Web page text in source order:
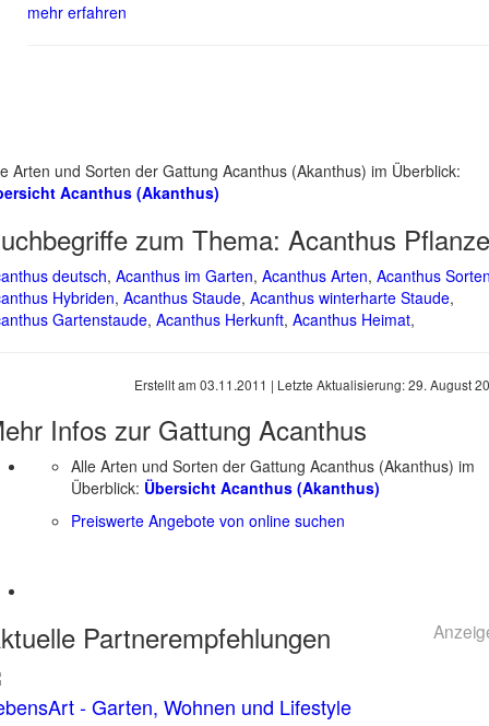
mehr erfahren
Arten und Sorten der Gattung Acanthus (Akanthus) im Überblick:
Acanthus (Akanthus)
zum Thema: Acanthus Pflanze
deutsch, Acanthus im Garten, Acanthus Arten, Acanthus
Hybriden, Acanthus Staude, Acanthus winterharte Staude,
Gartenstaude, Acanthus Herkunft, Acanthus Heimat,
Erstellt am 03.11.2011 | Letzte Aktualisierung:29. August
Infos zur Gattung Acanthus
Alle Arten und Sorten der Gattung Acanthus (Akanthus) im
Überblick: Übersicht Acanthus (Akanthus)
Preiswerte Angebote von online suchen
Partnerempfehlungen
- Garten, Wohnen und Lifestyle